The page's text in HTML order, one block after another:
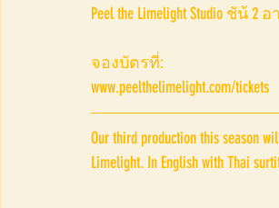
Peel the Limelight Studio ชั
จองบัตรที่:
www.peelthelimelight.com/tickets
Our third production this season
Limelight. In English with Thai